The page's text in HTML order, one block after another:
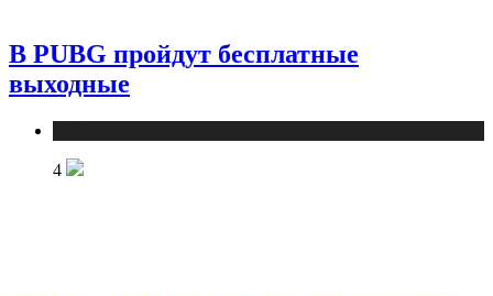
В PUBG пройдут бесплатные
выходные
4